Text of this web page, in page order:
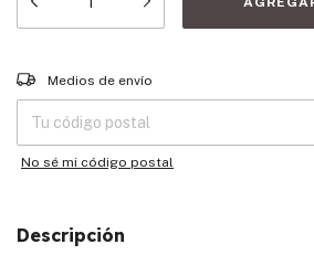
Entregas para el CP:
Medios de envío
No sé mi código postal
Descripción